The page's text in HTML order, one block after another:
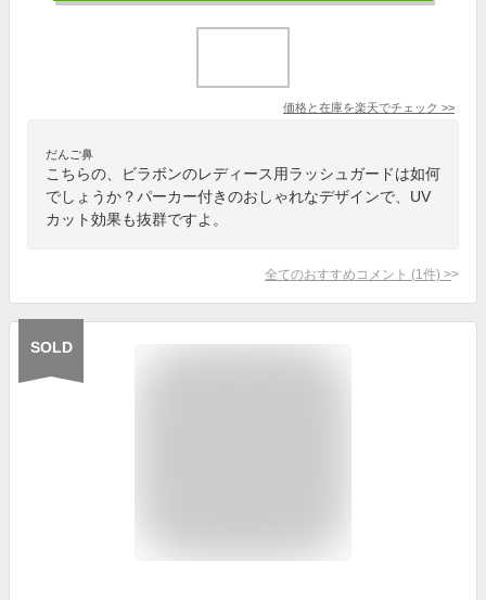
価格と在庫を楽天でチェック >>
だんご鼻
こちらの、ビラボンのレディース用ラッシュガードは如何
でしょうか？パーカー付きのおしゃれなデザインで、UV
カット効果も抜群ですよ。
全てのおすすめコメント (1 件) >
SOLD